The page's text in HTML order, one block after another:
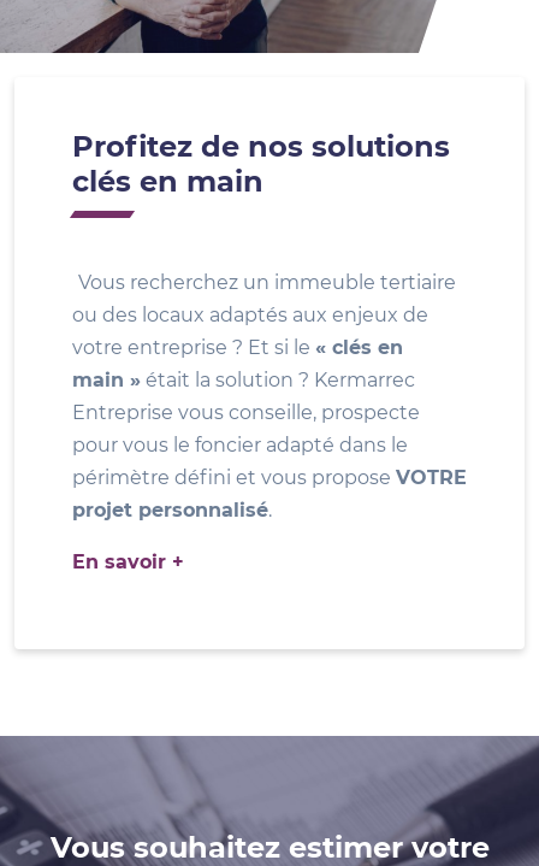
Profitez de nos solutions
clés en main
Vous recherchez un immeuble tertiaire
ou des locaux adaptés aux enjeux de
votre entreprise ? Et si le « clés en
main » était la solution ? Kermarrec
Entreprise vous conseille, prospecte
pour vous le foncier adapté dans le
périmètre défini et vous propose VOTRE
projet personnalisé.
En savoir +
Vous souhaitez estimer votre